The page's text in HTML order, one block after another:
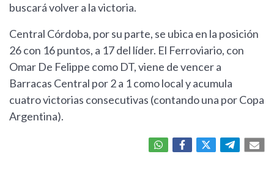
buscará volver a la victoria.
Central Córdoba, por su parte, se ubica en la posición
26 con 16 puntos, a 17 del líder. El Ferroviario, con
Omar De Felippe como DT, viene de vencer a
Barracas Central por 2 a 1 como local y acumula
cuatro victorias consecutivas (contando una por Copa
Argentina).